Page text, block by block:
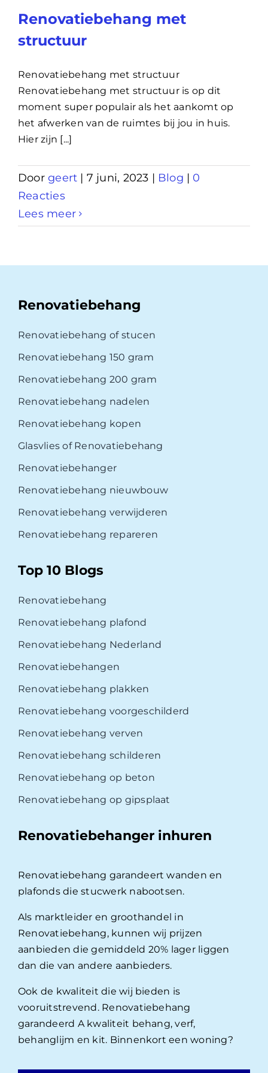
Renovatiebehang met
structuur
Renovatiebehang met structuur
Renovatiebehang met structuur is op dit
moment super populair als het aankomt op
het afwerken van de ruimtes bij jou in huis.
Hier zijn [...]
Doorgeert | 7 juni, 2023 | Blog | 0
Reacties
Lees meer
Renovatiebehang
Renovatiebehang of stucen
Renovatiebehang 150 gram
Renovatiebehang 200 gram
Renovatiebehang nadelen
Renovatiebehang kopen
Glasvlies of Renovatiebehang
Renovatiebehanger
Renovatiebehang nieuwbouw
Renovatiebehang verwijderen
Renovatiebehang repareren
Top 10 Blogs
Renovatiebehang
Renovatiebehang plafond
Renovatiebehang Nederland
Renovatiebehangen
Renovatiebehang plakken
Renovatiebehang voorgeschilderd
Renovatiebehang verven
Renovatiebehang schilderen
Renovatiebehang op beton
Renovatiebehang op gipsplaat
Renovatiebehanger inhuren
Renovatiebehang garandeert wanden en
plafonds die stucwerk nabootsen.
Als marktleider en groothandel in
Renovatiebehang, kunnen wij prijzen
aanbieden die gemiddeld 20% lager liggen
dan die van andere aanbieders.
Ook de kwaliteit die wij bieden is
vooruitstrevend. Renovatiebehang
garandeerd A kwaliteit behang, verf,
behanglijm en kit. Binnenkort een woning?